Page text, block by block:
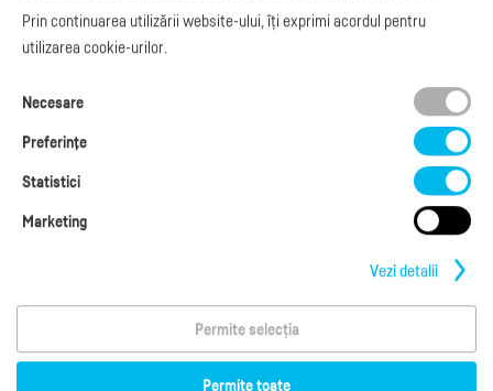
Integrare PrestaShop
ajutor?
L-V: 09:00 - 17:00
0368 409 233
office@factureaza.ro
Copyright © 2026S.C. Cubus Arts SRL Termeni de utilizare
Prin continuarea utilizării website-ului, îți exprimi acordul pentru
utilizarea cookie-urilor.
Necesare
Preferinţe
Statistici
Marketing
Vezi detalii
Permite selecția
Permite toate